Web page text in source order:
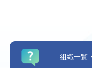
組織一覧